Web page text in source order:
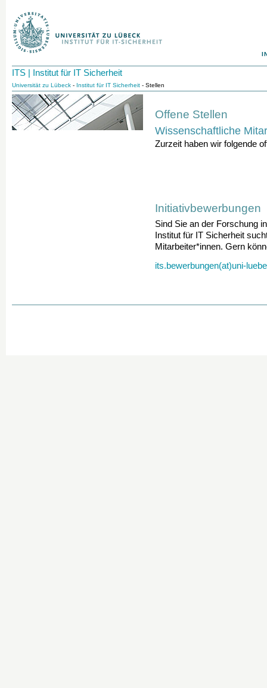
ITS | Institut für IT Sicherheit
Universität zu Lübeck - Institut für IT Sicherheit - Stellen
Offene Stellen
Wissenschaftliche
Zurzeit haben wir folgende
Initiativbewerbungen
Sind Sie an der Forschung
Institut für IT Sicherheit
Mitarbeiter*innen. Gern
its.bewerbungen(at)uni-